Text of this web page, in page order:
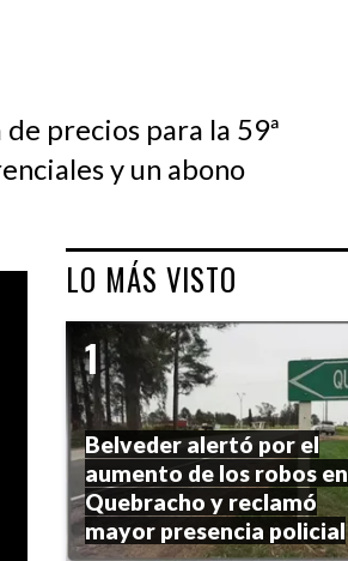
precios para la 59ª
y un abono
LO MÁS VISTO
Belveder alertó por el
aumento de los robos en
Quebracho y reclamó
mayor presencia policial